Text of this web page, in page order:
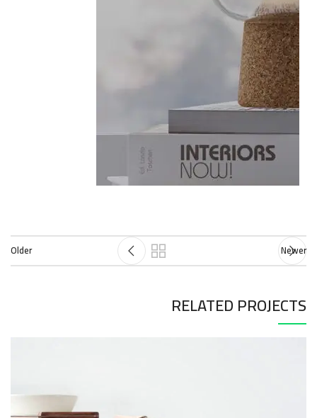
Newer
Older
RELATED PROJECTS